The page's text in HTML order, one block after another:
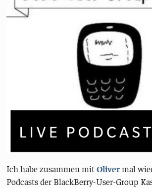
Ich habe zusammen mitOlivermal
Podcasts der BlackBerry-User-Group